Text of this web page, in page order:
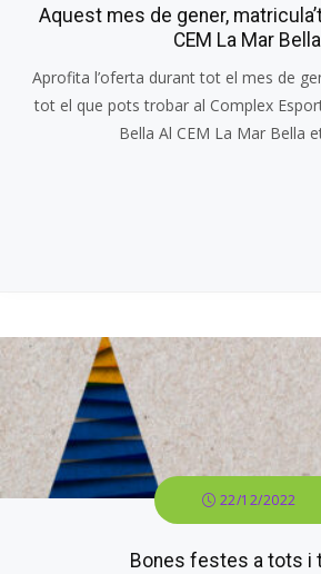
Aquest mes de gener,
CEM La Mar
Aprofita l’oferta durant tot el mes de
tot el que pots trobar al Complex
Bella Al CEM La Mar Bella
22/12/2022
Bones festes a tots i